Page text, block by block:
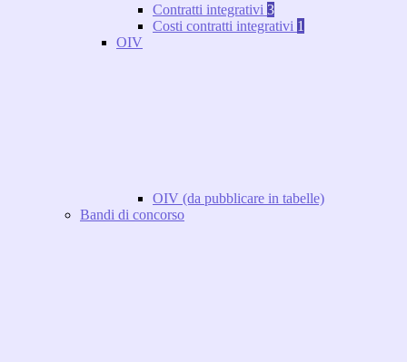
Contratti integrativi 3
Costi contratti integrativi 1
OIV
OIV (da pubblicare in tabelle)
Bandi di concorso